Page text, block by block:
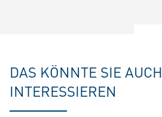
DAS KÖNNTE SIE AUCH
INTERESSIEREN